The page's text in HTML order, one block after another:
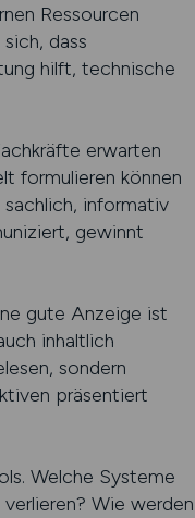
Ressourcen
dass
hilft, technische
erwarten
formulieren können
informativ
gewinnt
gute Anzeige ist
inhaltlich
sondern
präsentiert
Welche Systeme
Wie werden